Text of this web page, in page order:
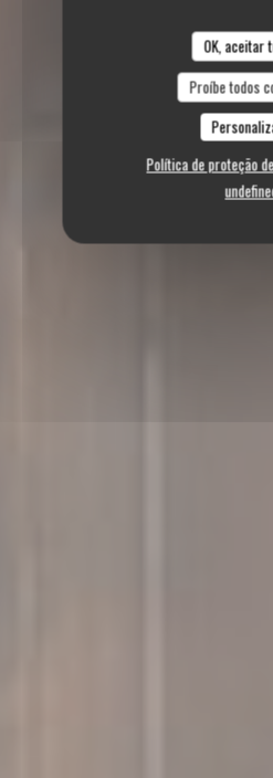
OK, aceitar
Proíbe todos
Política de proteção